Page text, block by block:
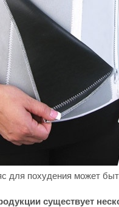
для похудения может
существует